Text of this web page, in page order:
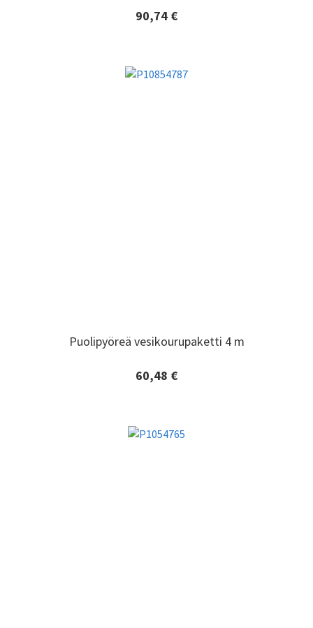
90,74 €
Lisätiedot ja tilaaminen
Puolipyöreä vesikourupaketti 4 m
60,48 €
Puolipyöreä vesikourupaketti 4 m
Lisätiedot ja tilaaminen